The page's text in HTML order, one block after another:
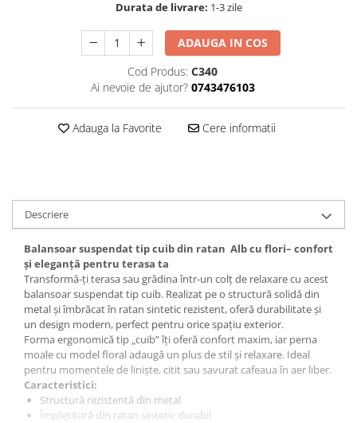
Durata de livrare: 1-3 zile
ADAUGA IN COS
Cod Produs: C340
Ai nevoie de ajutor? 0743476103
Adauga la Favorite Cere informatii
Descriere
Balansoar suspendat tip cuib din ratan Alb cu flori– confort
și eleganță pentru terasa ta
Transformă-ți terasa sau grădina într-un colț de relaxare cu acest
balansoar suspendat tip cuib. Realizat pe o structură solidă din
metal și îmbrăcat în ratan sintetic rezistent, oferă durabilitate și
un design modern, perfect pentru orice spațiu exterior.
Forma ergonomică tip „cuib” îți oferă confort maxim, iar perna
moale cu model floral adaugă un plus de stil și relaxare. Ideal
pentru momentele de liniște, citit sau savurat cafeaua în aer liber.
Caracteristici:
Structură rezistentă din metal
Împletitură din ratan sintetic durabil